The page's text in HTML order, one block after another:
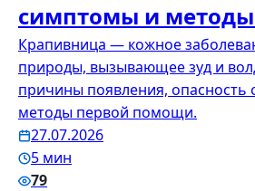
симптомы и
Крапивница — кожное
природы, вызывающее зуд и
причины появления, опасность
методы первой помощи.
27.07.2026
5 мин
79